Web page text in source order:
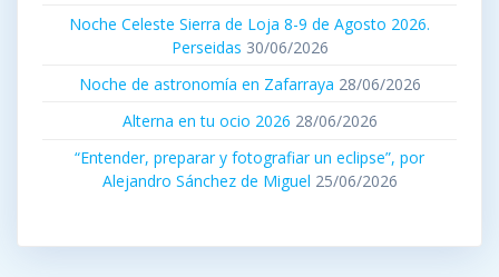
Noche Celeste Sierra de Loja 8-9 de Agosto 2026.
Perseidas 30/06/2026
Noche de astronomía en Zafarraya 28/06/2026
Alterna en tu ocio 2026 28/06/2026
“Entender, preparar y fotografiar un eclipse”, por
Alejandro Sánchez de Miguel 25/06/2026